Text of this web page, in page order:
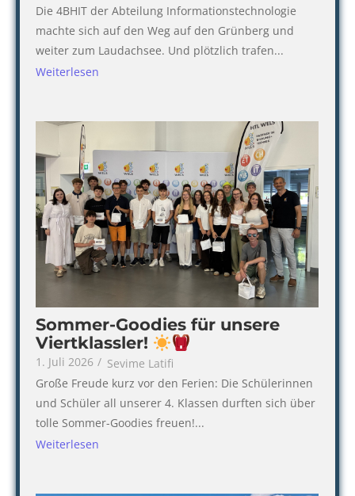
Die 4BHIT der Abteilung Informationstechnologie
machte sich auf den Weg auf den Grünberg und
weiter zum Laudachsee. Und plötzlich trafen...
Weiterlesen
Sommer-Goodies für unsere
Viertklassler!
1. Juli 2026 / Sevime Latifi
Große Freude kurz vor den Ferien: Die Schülerinnen
und Schüler all unserer 4. Klassen durften sich über
tolle Sommer-Goodies freuen!...
Weiterlesen